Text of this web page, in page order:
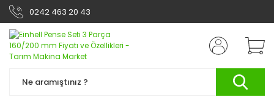
0242 463 20 43